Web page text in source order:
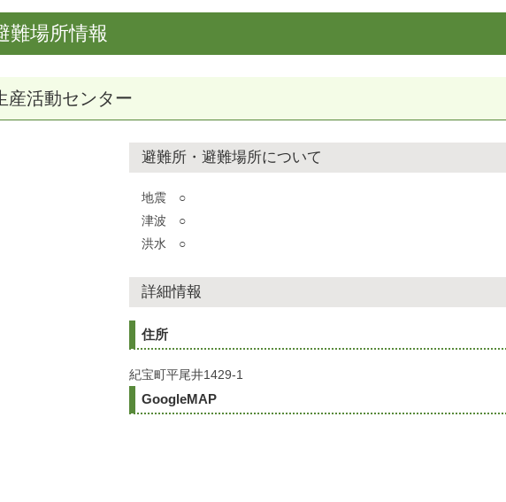
難場所情報
産活動センター
避難所・避難場所について
地震 ○
津波 ○
洪水 ○
詳細情報
住所
紀宝町平尾井1429-1
GoogleMAP